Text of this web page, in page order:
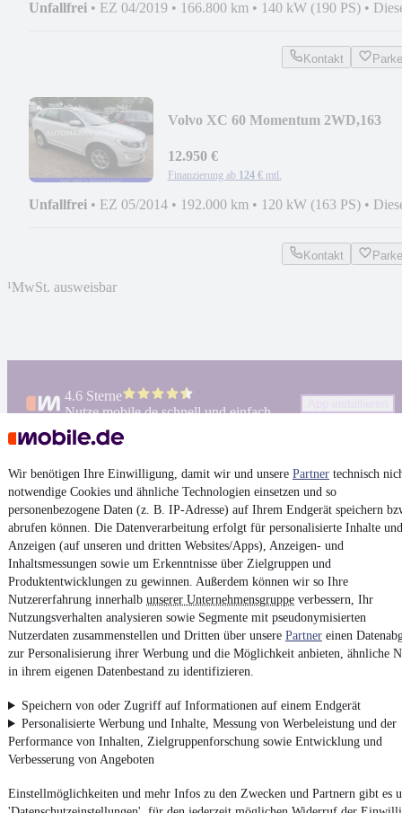
Wir benötigen Ihre Einwilligung, damit wir und unsere Partner technisch
notwendige Cookies und ähnliche Technologien einsetzen und so
personenbezogene Daten (z. B. IP-Adresse) auf Ihrem Endgerät speichern
abrufen können. Die Datenverarbeitung erfolgt für personalisierte Inhalte und
Anzeigen (auf unseren und dritten Websites/Apps), Anzeigen- und
Inhaltsmessungen sowie um Erkenntnisse über Zielgruppen und
Produktentwicklungen zu gewinnen. Außerdem können wir so Ihre
Nutzererfahrung innerhalb unserer Unternehmensgruppe verbessern, Ihr
Nutzungsverhalten analysieren sowie Segmente mit pseudonymisierten
Nutzerdaten zusammenstellen und Dritten über unsere Partner einen
zur Personalisierung ihrer Werbung und die Möglichkeit anbieten, ähnliche
in ihrem eigenen Datenbestand zu identifizieren.
Speichern von oder Zugriff auf Informationen auf einem Endgerät
Personalisierte Werbung und Inhalte, Messung von Werbeleistung und der
Performance von Inhalten, Zielgruppenforschung sowie Entwicklung und
Verbesserung von Angeboten
Einstellmöglichkeiten und mehr Infos zu den Zwecken und Partnern gibt es
Unfallfrei • EZ 04/2019 • 166.800 km • 140 kW (190 PS) •
Kontakt
Volvo XC 60 Momentum 2WD,163
12.950 €
Finanzierung ab 124 € mtl.
Unfallfrei • EZ 05/2014 • 192.000 km • 120 kW (163 PS) •
Kontakt
¹MwSt. ausweisbar
4.6 Sterne
Nutze mobile.de schnell und einfach
Impressum
AGB
Vertrag widerrufen
Datenschutz
Datenschutzeinstellungen
Erklärung zur Barrierefreiheit
Report Security Vulnerability (English)
Von Auto verkaufenüberE-BikesundGebrauchtwagen: